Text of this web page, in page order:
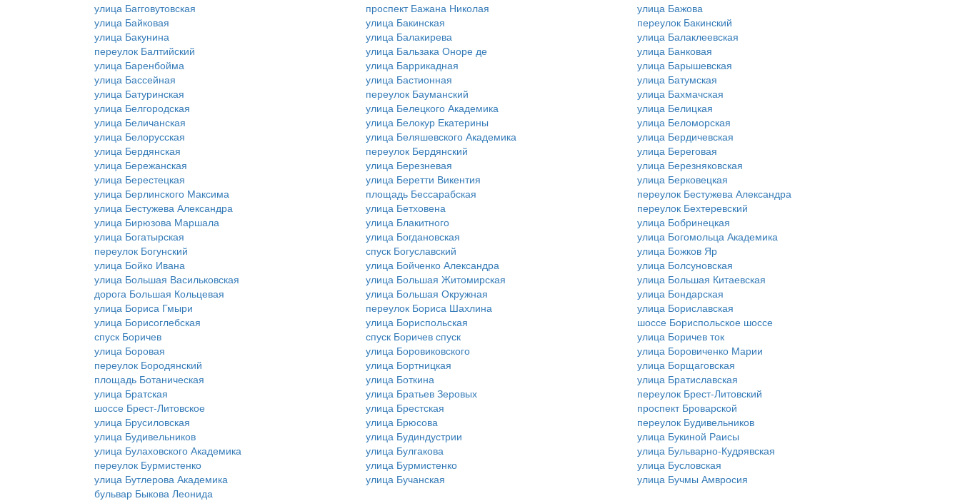
улица Багговутовская проспект Бажана Николая
улица Бажова
улица Байковая
улица Бакинская
переулок Бакинский
улица Бакунина
улица Балакирева
улица Балаклеевская
переулок Балтийский
улица Бальзака Оноре де
улица Банковая
улица Баренбойма
улица Баррикадная
улица Барышевская
улица Бассейная
улица Бастионная
улица Батумская
улица Батуринская
переулок Бауманский
улица Бахмачская
улица Белгородская
улица Белецкого Академика
улица Белицкая
улица Беличанская
улица Белокур Екатерины
улица Беломорская
улица Белорусская
улица Беляшевского Академика
улица Бердичевская
улица Бердянская
переулок Бердянский
улица Береговая
улица Бережанская
улица Березневая
улица Березняковская
улица Берестецкая
улица Беретти Викентия
улица Берковецкая
улица Берлинского Максима
площадь Бессарабская
переулок Бестужева Александра
улица Бестужева Александра
улица Бетховена
переулок Бехтеревский
улица Бирюзова Маршала
улица Блакитного
улица Бобринецкая
улица Богатырская
улица Богдановская
улица Богомольца Академика
переулок Богунский
спуск Богуславский
улица Божков Яр
улица Бойко Ивана
улица Бойченко Александра
улица Болсуновская
улица Большая Васильковская
улица Большая Житомирская
улица Большая Китаевская
дорога Большая Кольцевая
улица Большая Окружная
улица Бондарская
улица Бориса Гмыри
переулок Бориса Шахлина
улица Бориславская
улица Борисоглебская
улица Бориспольская
шоссе Бориспольское шоссе
спуск Боричев
спуск Боричев спуск
улица Боричев ток
улица Боровая
улица Боровиковского
улица Боровиченко Марии
переулок Бородянский
улица Бортницкая
улица Борщаговская
площадь Ботаническая
улица Боткина
улица Братиславская
улица Братская
улица Братьев Зеровых
переулок Брест-Литовский
шоссе Брест-Литовское
улица Брестская
проспект Броварской
улица Брусиловская
улица Брюсова
переулок Будивельников
улица Будивельников
улица Будиндустрии
улица Букиной Раисы
улица Булаховского Академика
улица Булгакова
улица Бульварно-Кудрявская
переулок Бурмистенко
улица Бурмистенко
улица Бусловская
улица Бутлерова Академика
улица Бучанская
улица Бучмы Амвросия
бульвар Быкова Леонида